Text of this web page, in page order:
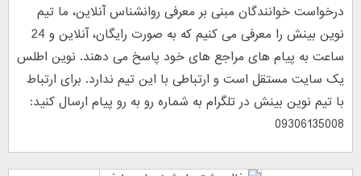
درخواست خوانندگان مبنی بر معرفی روانشناس آنلاین، ما تیم
نوین بینش را معرفی می کنیم که به صورت رایگان، آنلاین و 24
ساعت به پیام های مراجع های خود پاسخ می دهند. نوین اطلس
یک سایت مستقل است و ارتباطی با این تیم ندارد. برای ارتباط
با تیم نوین بینش در تلگرام به شماره رو به رو پیام ارسال کنید:
09306135008